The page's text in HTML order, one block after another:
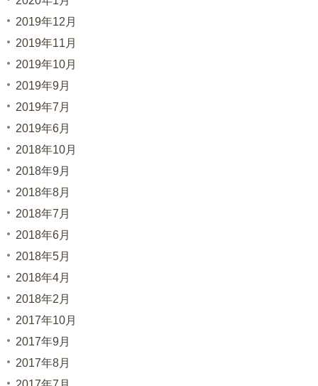
2019年12月
2019年11月
2019年10月
2019年9月
2019年7月
2019年6月
2018年10月
2018年9月
2018年8月
2018年7月
2018年6月
2018年5月
2018年4月
2018年2月
2017年10月
2017年9月
2017年8月